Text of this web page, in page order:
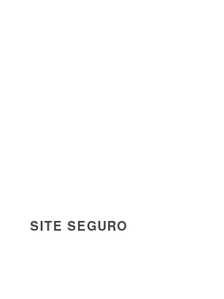
SITE SEGURO